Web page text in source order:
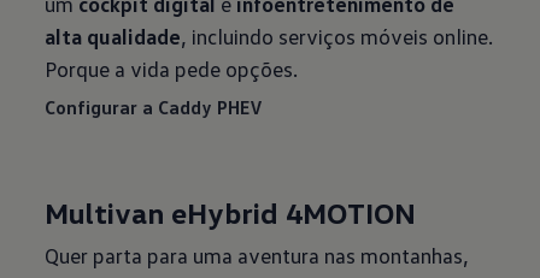
alta qualidade, incluindo serviços móveis online.
Porque a vida pede opções.
Configurar a Caddy PHEV
Multivan eHybrid 4MOTION
Quer parta para uma aventura nas montanhas,